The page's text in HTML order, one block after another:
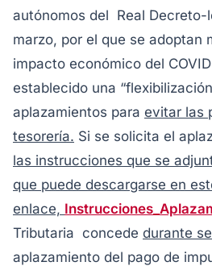
autónomos del Real Decreto-
marzo, por el que se adoptan
impacto económico del
establecido una
aplazamientos para evitar las
tesorería. Si se solicita el
las instrucciones que se
que puede descargarse en
enlace,
Tributaria concede durante
aplazamiento del pago de